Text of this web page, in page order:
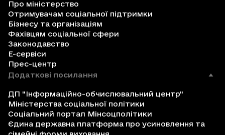
Про міністерство
Отримувачам соціальної підтримки
Бізнесу та організаціям
Фахівцям соціальної сфери
Законодавство
Е-сервіси
Прес-центр
Додаткові посилання
ДП "Інформаційно-обчислювальний центр"
Міністерства соціальної політики
Соціальний портал Мінсоцполітики
Єдина державна платформа про усиновлення та